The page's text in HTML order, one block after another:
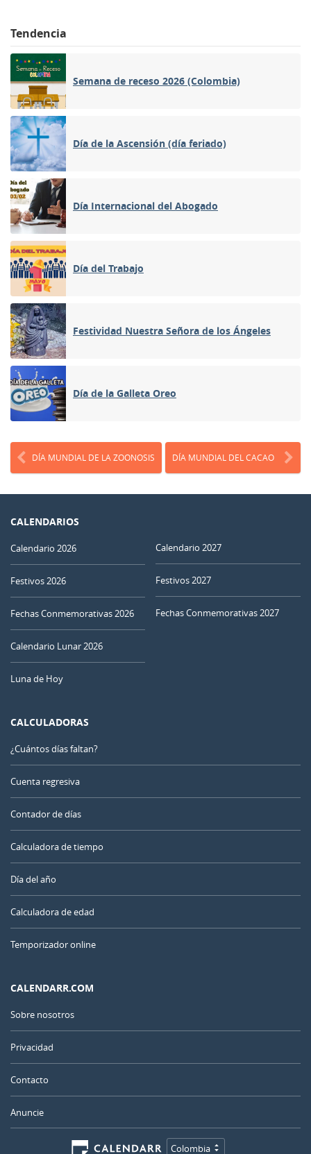
Tendencia
Semana de receso 2026 (Colombia)
Día de la Ascensión (día feriado)
Día Internacional del Abogado
Día del Trabajo
Festividad Nuestra Señora de los Ángeles
Día de la Galleta Oreo
DÍA MUNDIAL DE LA ZOONOSIS DÍA MUNDIAL DEL CACAO
CALENDARIOS
Calendario 2026
Festivos 2026
Fechas Conmemorativas 2026
Calendario Lunar 2026
Luna de Hoy
Calendario 2027
Festivos 2027
Fechas Conmemorativas 2027
CALCULADORAS
¿Cuántos días faltan?
Cuenta regresiva
Contador de días
Calculadora de tiempo
Día del año
Calculadora de edad
Temporizador online
CALENDARR.COM
Sobre nosotros
Privacidad
Contacto
Anuncie
Colombia